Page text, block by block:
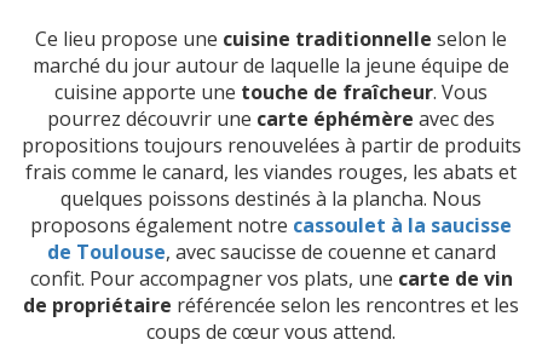
Ce lieu propose une cuisine traditionnelle selon le
marché du jour autour de laquelle la jeune équipe de
cuisine apporte une touche de fraîcheur. Vous
pourrez découvrir une carte éphémère avec des
propositions toujours renouvelées à partir de produits
frais comme le canard, les viandes rouges, les abats et
quelques poissons destinés à la plancha. Nous
proposons également notre cassoulet à la saucisse
de Toulouse, avec saucisse de couenne et canard
confit. Pour accompagner vos plats, une carte de vin
de propriétaire référencée selon les rencontres et les
coups de cœur vous attend.